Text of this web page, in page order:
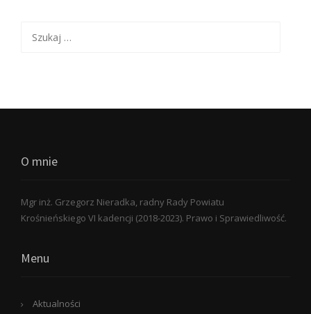
O mnie
Mgr inż. Grzegorz Nieradka, radny Rady Powiatu
Krośnieńskiego VI kadencji (2018-2023). Prawo i Sprawiedliwość.
Menu
Aktualności